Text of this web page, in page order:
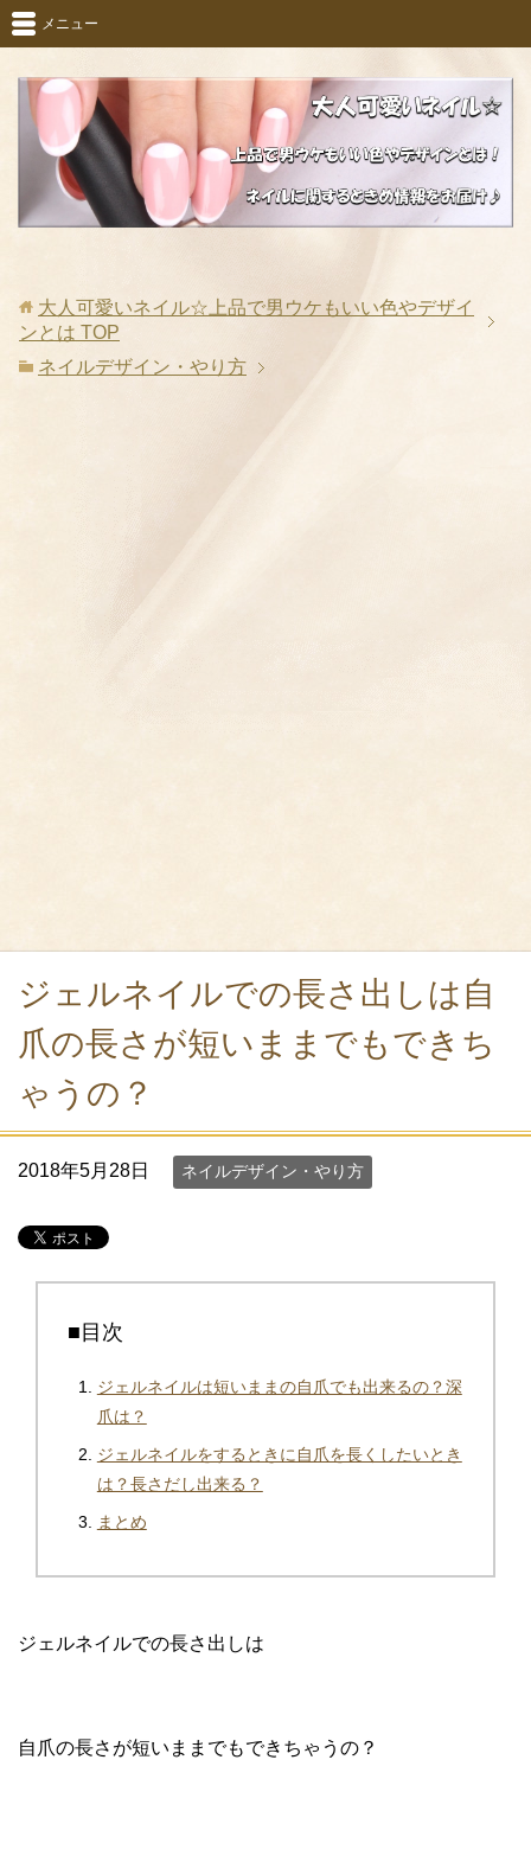
メニュー
大人可愛いネイル☆上品で男ウケもいい色やデザイ
ンとは TOP
ネイルデザイン・やり方
ジェルネイルでの長さ出しは自
爪の長さが短いままでもできち
ゃうの？
2018年5月28日 ネイルデザイン・やり方
■目次
ジェルネイルは短いままの自爪でも出来るの？深
爪は？
ジェルネイルをするときに自爪を長くしたいとき
は？長さだし出来る？
まとめ
ジェルネイルでの長さ出しは
自爪の長さが短いままでもできちゃうの？